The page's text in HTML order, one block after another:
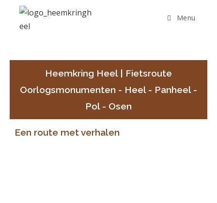
Menu
Heemkring Heel | Fietsroute
Oorlogsmonumenten - Heel - Panheel -
Pol - Osen
Een route met verhalen